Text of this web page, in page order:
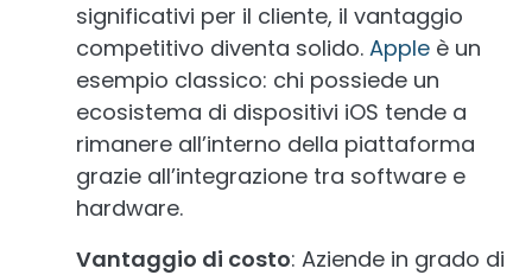
significativi per il cliente, il vantaggio
competitivo diventa solido. Apple è un
esempio classico: chi possiede un
ecosistema di dispositivi iOS tende a
rimanere all’interno della piattaforma
grazie all’integrazione tra software e
hardware.
Vantaggio di costo: Aziende in grado di